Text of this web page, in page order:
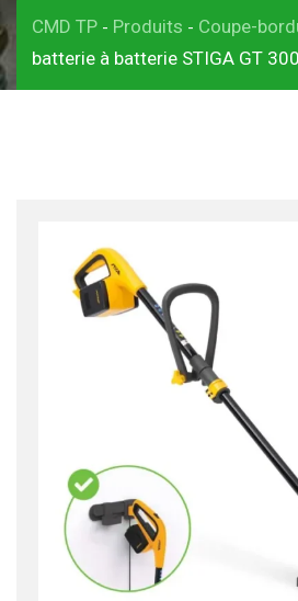
CMD TP - Produits - Coupe-
batterie à batterie STIGA GT